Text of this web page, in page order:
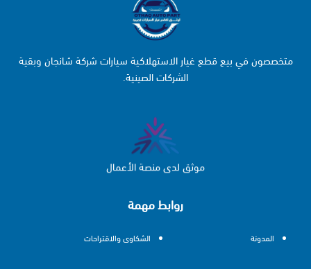
روابط مهمة
المدونة الشكاوى والاقتراحات
متخصصون في بيع قطع غيار الاستهلاكية سيارات شركة شانجان وبقية
الشركات الصينية.
موثق لدى منصة الأعمال